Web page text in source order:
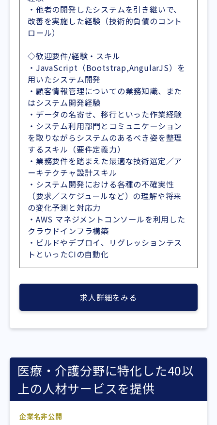
・他者の開発したシステムを引き継いで、
改善を実施した経験（技術的負債のコント
ロール）
◇歓迎要件/経験・スキル
・JavaScript（Bootstrap,AngularJS）を
用いたシステム開発
・顧客情報管理についての業務知識、また
はシステム開発経験
・データの名寄せ、移行といった作業経験
・システム利用部門とコミュニケーション
を取りながらシステムのあるべき姿を整理
するスキル（要件定義力）
・業務要件を踏まえた最適な技術選定／ア
ーキテクチャ設計スキル
・システム開発における各種の不確実性
（要求／スケジュールなど）の理解や将来
の変化予測と対応力
・AWS マネジメントコンソールを利用した
クラウドインフラ構築
・ビルドやデプロイ、リグレッションテス
トといったCIの自動化
求人詳細をみる
医療・介護分野に特化した40以
上の人材サービスを提供
企業名非公開